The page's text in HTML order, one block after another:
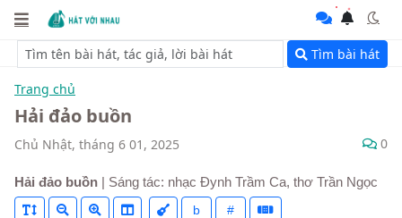
Tìm bài hát
Trang chủ
Hải đảo buồn
Chủ Nhật, tháng 6 01, 2025 0
Hải đảo buồn | Sáng tác: nhạc Đynh Trầm Ca, thơ Trần Ngọc
b #